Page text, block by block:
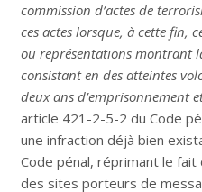
commission d’actes de
ces actes lorsque, à cette fin,
ou représentations montrant
consistant en des atteintes
deux ans d’emprisonnement
article 421-2-5-2 du Code
une infraction déjà bien
Code pénal, réprimant le
des sites porteurs de